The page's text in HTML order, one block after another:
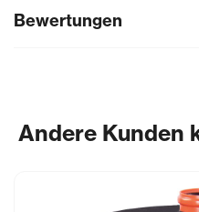
Bewertungen
Andere Kunden